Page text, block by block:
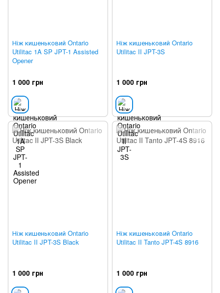
Ніж кишеньковий Ontario
Utilitac 1A SP JPT-1 Assisted
Opener
1 000 грн
Ніж кишеньковий Ontario
Utilitac II JPT-3S
1 000 грн
Ніж кишеньковий Ontario
Utilitac II JPT-3S Black
1 000 грн
Ніж кишеньковий Ontario
Utilitac II Tanto JPT-4S 8916
1 000 грн